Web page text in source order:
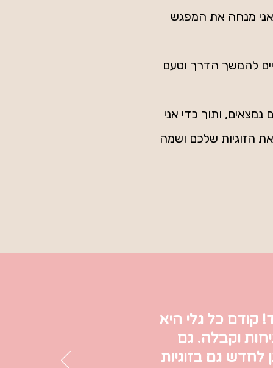
מנחה את המפגש
להמשך הדרך וטעם
ותוך כדי אני
הזוגיות שלכם ושמה
קודם כל גלי היא
וקבלה. גם
גם בזוגיות